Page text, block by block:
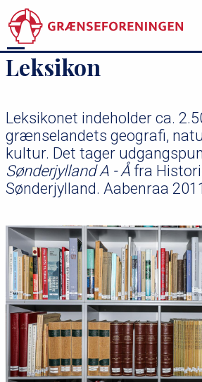
til
hovedindhold
Leksikon
Leksikonet indeholder ca.
grænselandets geografi,
kultur. Det tager
Sønderjylland A - Åfra
Sønderjylland. Aabenraa